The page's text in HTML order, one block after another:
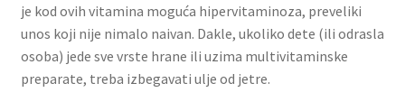
je kod ovih vitamina moguća hipervitaminoza, preveliki
unos koji nije nimalo naivan. Dakle, ukoliko dete (ili odrasla
osoba) jede sve vrste hrane ili uzima multivitaminske
preparate, treba izbegavati ulje od jetre.